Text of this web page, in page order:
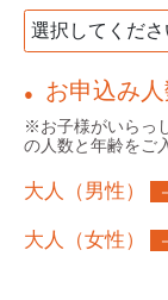
● お申込み
※お子様がいらっ
の人数と年齢をご
大人（男性）
大人（女性）